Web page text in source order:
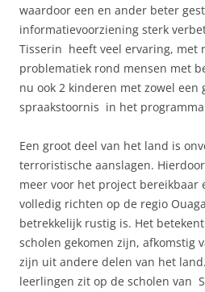
waardoor een en ander beter
informatievoorziening sterk
Tisserin heeft veel ervaring, met
problematiek rond mensen met
nu ook 2 kinderen met zowel een
spraakstoornis in het
Een groot deel van het land is
terroristische aanslagen.
meer voor het project bereikbaar
volledig richten op de regio
betrekkelijk rustig is. Het
scholen gekomen zijn, afkomstig
zijn uit andere delen van het
leerlingen zit op de scholen van